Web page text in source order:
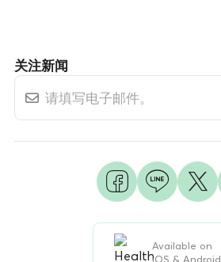
Available on
iOS & Android
关注新闻